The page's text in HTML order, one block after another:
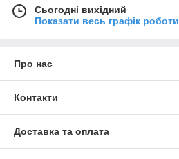
Сьогодні вихідний
Показати весь графік роботи
Про нас
Контакти
Доставка та оплата